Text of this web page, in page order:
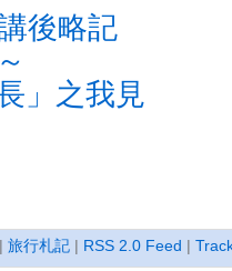
後略記
」之我見
| 旅行札記 | RSS 2.0 Feed |